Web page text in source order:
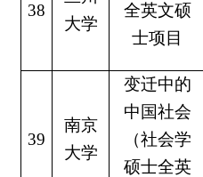
38
大学
全英文硕
士项目
39
南京
大学
变迁中的
中国社会
（社会学
硕士全英